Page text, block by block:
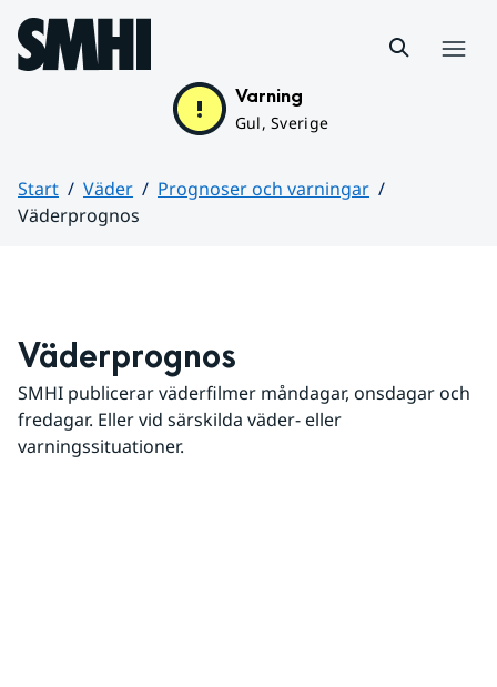
Hoppa till sidans innehåll
Varning
Gul, Sverige
Start Väder
Prognoser och varningar
Väderprognos
Väderprognos
SMHI publicerar väderfilmer måndagar, onsdagar och
fredagar. Eller vid särskilda väder- eller
varningssituationer.